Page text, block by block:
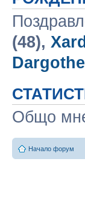
(48),
Общо
Начало форум